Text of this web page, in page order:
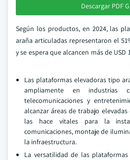
Descargar PDF
Según los productos, en 2024, las
araña articuladas representaron el
y se espera que alcancen más de
Las plataformas elevadoras tipo
ampliamente en industrias
telecomunicaciones y
alcanzar áreas de trabajo
las hace vitales para la
comunicaciones, montaje de
la infraestructura.
La versatilidad de las